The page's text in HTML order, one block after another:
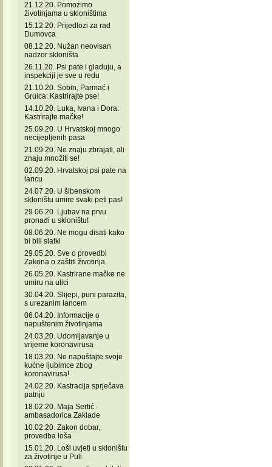
21.12.20. Pomozimo
životinjama u skloništima
15.12.20. Prijedlozi za rad
Dumovca
08.12.20. Nužan neovisan
nadzor skloništa
26.11.20. Psi pate i gladuju, a
inspekciji je sve u redu
21.10.20. Sobin, Parmać i
Gruica: Kastrirajte pse!
14.10.20. Luka, Ivana i Dora:
Kastrirajte mačke!
25.09.20. U Hrvatskoj mnogo
necijepljenih pasa
21.09.20. Ne znaju zbrajati, ali
znaju množiti se!
02.09.20. Hrvatskoj psi pate na
lancu
24.07.20. U šibenskom
skloništu umire svaki peti pas!
29.06.20. Ljubav na prvu
pronađi u skloništu!
08.06.20. Ne mogu disati kako
bi bili slatki
29.05.20. Sve o provedbi
Zakona o zaštiti životinja
26.05.20. Kastrirane mačke ne
umiru na ulici
30.04.20. Slijepi, puni parazita,
s urezanim lancem
06.04.20. Informacije o
napuštenim životinjama
24.03.20. Udomljavanje u
vrijeme koronavirusa
18.03.20. Ne napuštajte svoje
kućne ljubimce zbog
koronavirusa!
24.02.20. Kastracija sprječava
patnju
18.02.20. Maja Sertić -
ambasadorica Zaklade
10.02.20. Zakon dobar,
provedba loša
15.01.20. Loši uvjeti u skloništu
za životinje u Puli